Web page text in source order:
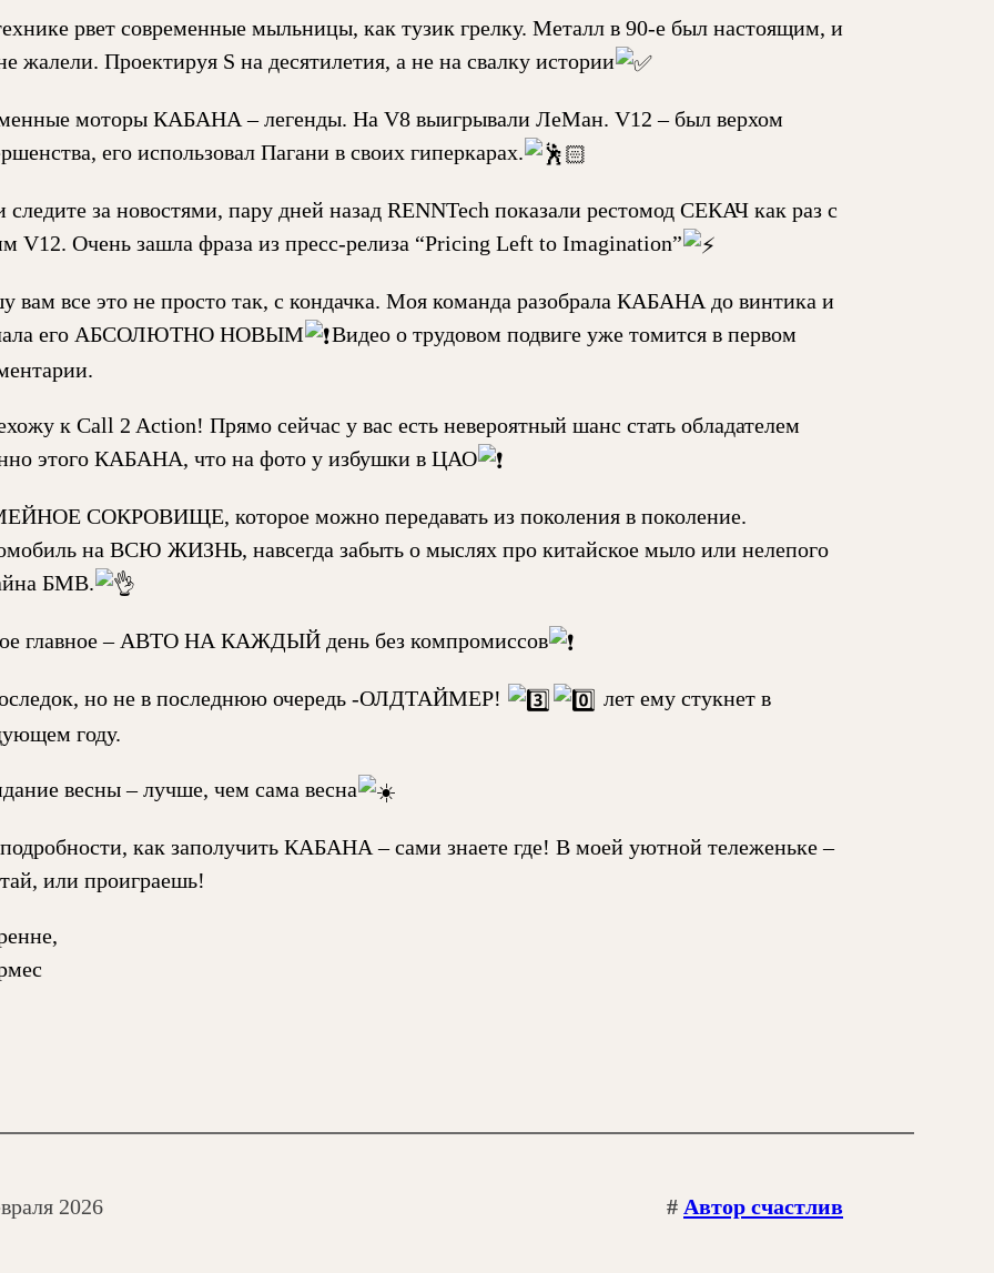
рвет современные мыльницы, как тузик грелку. Металл в 90-е был настоящим, и
жалели. Проектируя S на десятилетия, а не на свалку истории
моторы КАБАНА – легенды. На V8 выигрывали ЛеМан. V12 – был верхом
его использовал Пагани в своих гиперкарах.
следите за новостями, пару дней назад RENNTech показали рестомод СЕКАЧ как раз с
V12. Очень зашла фраза из пресс-релиза “Pricing Left to Imagination”
вам все это не просто так, с кондачка. Моя команда разобрала КАБАНА до винтика и
его АБСОЛЮТНО НОВЫМ
️Видео о трудовом подвиге уже томится в первом
к Call 2 Action! Прямо сейчас у вас есть невероятный шанс стать обладателем
этого КАБАНА, что на фото у избушки в ЦАО
СОКРОВИЩЕ, которое можно передавать из поколения в поколение.
на ВСЮ ЖИЗНЬ, навсегда забыть о мыслях про китайское мыло или нелепого
БМВ.
главное – АВТО НА КАЖДЫЙ день без компромиссов
но не в последнюю очередь -ОЛДТАЙМЕР!
лет ему стукнет в
году.
весны – лучше, чем сама весна
как заполучить КАБАНА – сами знаете где! В моей уютной тележеньке –
или проиграешь!
2026 # Автор счастлив